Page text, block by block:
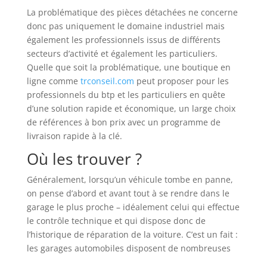
La problématique des pièces détachées ne concerne
donc pas uniquement le domaine industriel mais
également les professionnels issus de différents
secteurs d’activité et également les particuliers.
Quelle que soit la problématique, une boutique en
ligne comme trconseil.com peut proposer pour les
professionnels du btp et les particuliers en quête
d’une solution rapide et économique, un large choix
de références à bon prix avec un programme de
livraison rapide à la clé.
Où les trouver ?
Généralement, lorsqu’un véhicule tombe en panne,
on pense d’abord et avant tout à se rendre dans le
garage le plus proche – idéalement celui qui effectue
le contrôle technique et qui dispose donc de
l’historique de réparation de la voiture. C’est un fait :
les garages automobiles disposent de nombreuses